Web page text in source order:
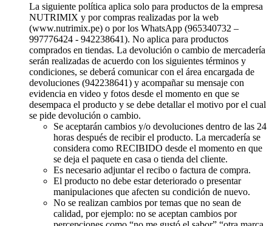
La siguiente política aplica solo para productos de la empresa
NUTRIMIX y por compras realizadas por la web
(www.nutrimix.pe) o por los WhatsApp (965340732 –
997776424 - 942238641). No aplica para productos
comprados en tiendas. La devolución o cambio de mercadería
serán realizadas de acuerdo con los siguientes términos y
condiciones, se deberá comunicar con el área encargada de
devoluciones (942238641) y acompañar su mensaje con
evidencia en video y fotos desde el momento en que se
desempaca el producto y se debe detallar el motivo por el cual
se pide devolución o cambio.
Se aceptarán cambios y/o devoluciones dentro de las 24
horas después de recibir el producto. La mercadería se
considera como RECIBIDO desde el momento en que
se deja el paquete en casa o tienda del cliente.
Es necesario adjuntar el recibo o factura de compra.
El producto no debe estar deteriorado o presentar
manipulaciones que afecten su condición de nuevo.
No se realizan cambios por temas que no sean de
calidad, por ejemplo: no se aceptan cambios por